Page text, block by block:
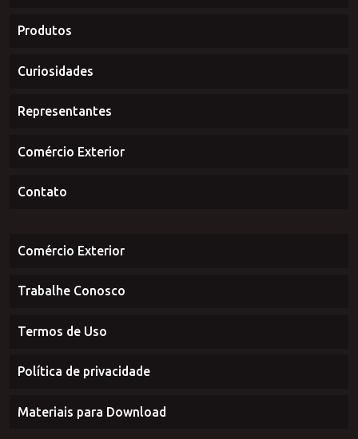
Sobre Nós
Produtos
Curiosidades
Representantes
Comércio Exterior
Comércio Exterior
Trabalhe Conosco
Termos de Uso
Política de privacidade